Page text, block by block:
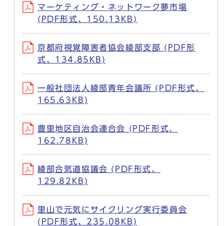
マーケティング・ネットワーク夢市場
(PDF形式、150.13KB)
京都府視覚障害者協会綾部支部 (PDF形
式、134.85KB)
一般社団法人綾部青年会議所 (PDF形式、
165.63KB)
豊里地区自治会連合会 (PDF形式、
162.78KB)
綾部合気道協議会 (PDF形式、
129.82KB)
里山で元気にサイクリング実行委員会
(PDF形式、235.08KB)